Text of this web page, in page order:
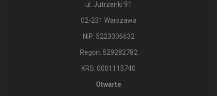
ul. Jutrzenki 91
02-231 Warszawa
NIP: 5223306632
Regon: 529282782
KRS: 0001115740
Otwarte